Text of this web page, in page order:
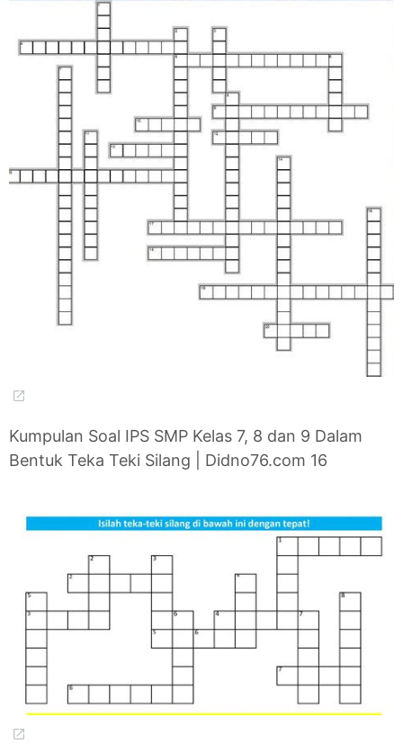
Kumpulan Soal IPS SMP Kelas 7, 8 dan 9 Dalam
Bentuk Teka Teki Silang | Didno76.com 16